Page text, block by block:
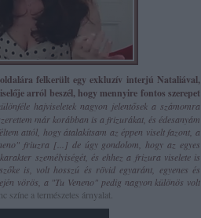
felkerült egy exkluzív interjú Nataliával,
arról beszél, hogy mennyire fontos szerepet
hajviseletek nagyon jelentősek a számomra
már korábban is a frizurákat, és édesanyám
attól, hogy átalakítsam az éppen viselt fazont, a
friuzra [...] de úgy gondolom, hogy az egyes
személyiségét, és ehhez a frizura viselete is
is, volt hosszú és rövid egyaránt, egyenes és
vörös, a "Tu Veneno" pedig nagyon különös volt
a természetes árnyalat.